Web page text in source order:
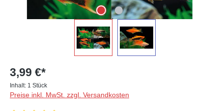
3,99 €*
Inhalt: 1 Stück
Preise inkl. MwSt. zzgl. Versandkosten